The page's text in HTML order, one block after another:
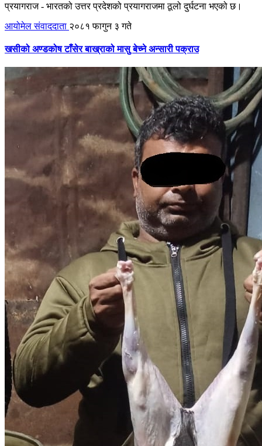
प्रयागराज - भारतको उत्तर प्रदेशको प्रयागराजमा ठूलो दुर्घटना भएको छ।
आयोमेल संवाददाता २०८१ फागुन ३ गते
खसीको अण्डकोष टाँसेर बाख्राको मासु बेच्ने अन्सारी पक्राउ